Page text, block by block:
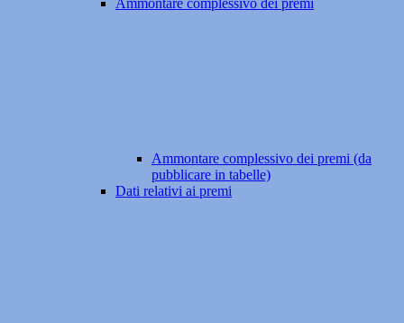
Ammontare complessivo dei premi
Ammontare complessivo dei premi (da
pubblicare in tabelle)
Dati relativi ai premi